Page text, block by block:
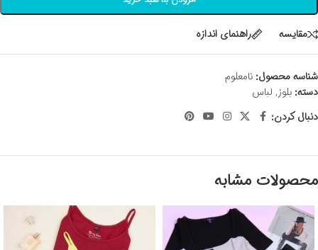
مقايسه راهنمای اندازه
شناسه محصول: نامعلوم
دسته: بلوز, لباس
دنبال کردن:
محصولات مشابه